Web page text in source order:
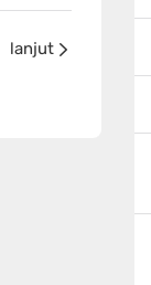
lanjut